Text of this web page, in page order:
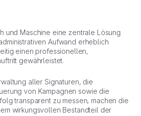
und Maschine eine zentrale Lösung
Aufwand erheblich
einen professionellen,
gewährleistet.
aller Signaturen, die
von Kampagnen sowie die
transparent zu messen, machen die
wirkungsvollen Bestandteil der